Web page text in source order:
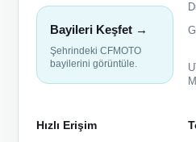
Bayileri Keşfet →
Şehrindeki CFMOTO
bayilerini görüntüle.
Hızlı Erişim